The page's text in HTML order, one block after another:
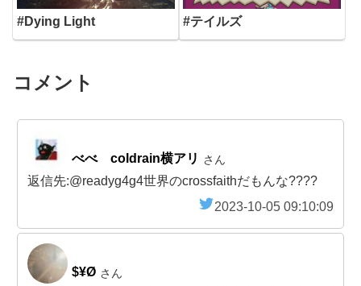
#Dying Light #テイルズ
コメント
べべ coldrain横アリ さん
返信先:@readyg4g4世界のcrossfaithだもんな????
2023-10-05 09:10:09
$¥Ø さん